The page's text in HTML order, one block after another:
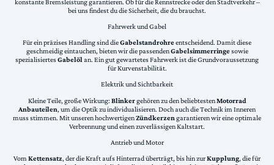
bei uns findest du die Sicherheit, die du brauchst.
Fahrwerk und Gabel
Für ein präzises Handling sind dieGabelstandrohreentscheidend. Damit diese
geschmeidig eintauchen, bieten wir die passendenGabelsimmerringesowie
spezialisiertesGabelölan. Ein gut gewartetes Fahrwerk ist die Grundvoraussetzung
für Kurvenstabilität.
Elektrik und Sichtbarkeit
Kleine Teile, große Wirkung: Blinkergehören zu den beliebtestenMotorrad
Anbauteilen, um die Optik zu individualisieren. Doch auch die Technik im Inneren
muss stimmen. Mit unseren hochwertigenZündkerzen garantieren wir eine optimale
Verbrennung und einen zuverlässigen Kaltstart.
Antrieb und Motor
VomKettensatz, der die Kraft aufs Hinterrad überträgt, bis hin zurKupplung, die für